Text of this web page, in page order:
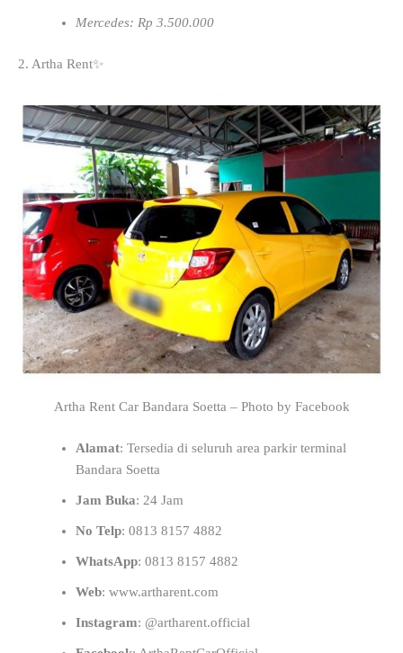
Mercedes: Rp 3.500.000
2. Artha Rent✨
Artha Rent Car Bandara Soetta – Photo by Facebook
Alamat: Tersedia di seluruh area parkir terminal
Bandara Soetta
Jam Buka: 24 Jam
No Telp: 0813 8157 4882
WhatsApp: 0813 8157 4882
Web: www.artharent.com
Instagram: @artharent.official